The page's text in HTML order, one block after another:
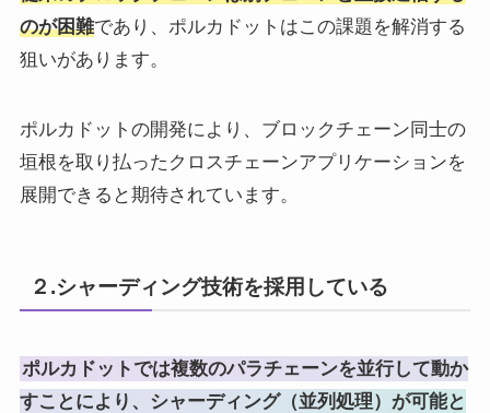
のが困難であり、ポルカドットはこの課題を解消する
狙いがあります。
ポルカドットの開発により、ブロックチェーン同士の
垣根を取り払ったクロスチェーンアプリケーションを
展開できると期待されています。
２.シャーディング技術を採用している
ポルカドットでは複数のパラチェーンを並行して動か
すことにより、シャーディング（並列処理）が可能と